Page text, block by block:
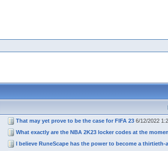
That may yet prove to be the case for FIFA 23 6/12/2022
What exactly are the NBA 2K23 locker codes at the
I believe RuneScape has the power to become a thirtieth-